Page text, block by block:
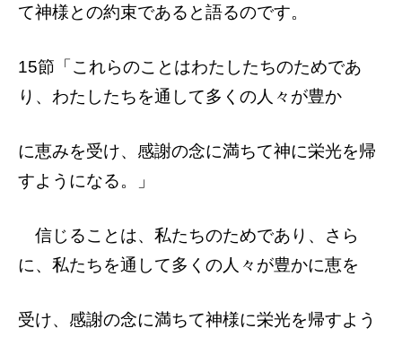
て神様との約束であると語るのです。
15節「これらのことはわたしたちのためであ
り、わたしたちを通して多くの人々が豊か
に恵みを受け、感謝の念に満ちて神に栄光を帰
すようになる。」
信じることは、私たちのためであり、さら
に、私たちを通して多くの人々が豊かに恵を
受け、感謝の念に満ちて神様に栄光を帰すよ う